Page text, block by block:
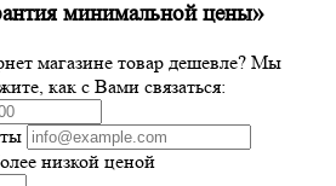
минимальной цены»
магазине товар дешевле? Мы
как с Вами связаться:
низкой ценой